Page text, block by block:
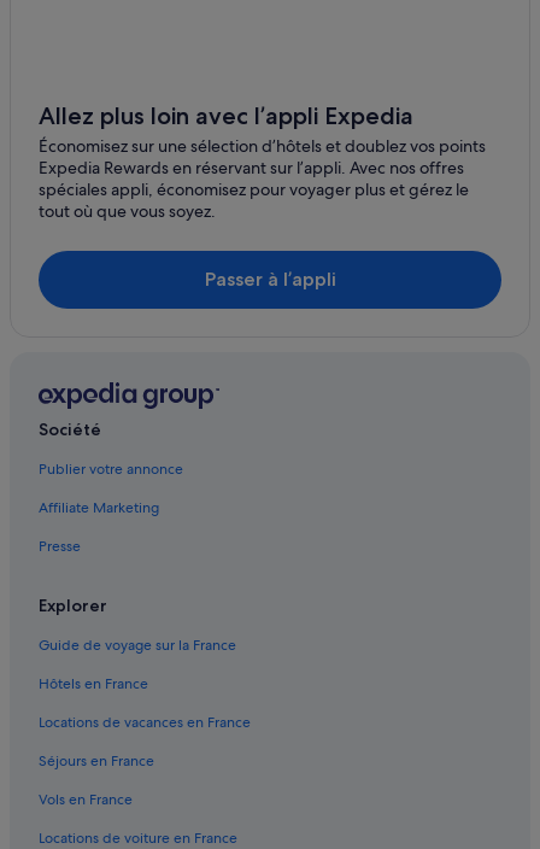
Iqaluit : Maison d’hôtes
Iqaluit : hôtels Hôtels avec Wi-Fi
Iqaluit : hôtels Hôtels-boutiques
Iqaluit : hôtels Hôtels avec spa
Iqaluit : hôtels
Iqaluit : Complexes hôteliers
Kimmirut : hôtels
Pangnirtung : hôtels
Qikiqtarjuaq : hôtels Hôtels pas chers
Taloyoak : hôtels
Allez plus loin avec l’appli Expedia
Économisez sur une sélection d’hôtels et doublez vos points
Expedia Rewards en réservant sur l’appli. Avec nos offres
spéciales appli, économisez pour voyager plus et gérez le
tout où que vous soyez.
Passer à l’appli
Société
Publier votre annonce
Affiliate Marketing
Presse
Explorer
Guide de voyage sur la France
Hôtels en France
Locations de vacances en France
Séjours en France
Vols en France
Locations de voiture en France